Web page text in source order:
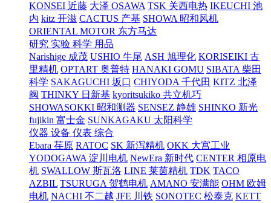
KONSEI 近藤 大泽 OSAWA TSK 关西电热 IKEUCHI 池
内 kitz 开滋 CACTUS 产基 SHOWA 昭和风机
ORIENTAL MOTOR 东方马达
研究 实验 科学 用品
Narishige 成茂 USHIO 牛尾 ASH 旭理化 KORISEIKI 古
里精机 OPTART 奥普特 HANAKI GOMU SIBATA 柴田
科学 SAKAGUCHI 坂口 CHIYODA 千代田 KITZ 北泽
阀 THINKY 日新基 kyoritsukiko 共立机巧
SHOWASOKKI 昭和测器 SENSEZ 静雄 SHINKO 新光
fujikin 富士金 SUNKAGAKU 太阳科学
仪器 设备 仪表 综合
Ebara 荏原 RATOC SK 新泻精机 OKK 大宫工业
YODOGAWA 淀川电机 NewEra 新时代 CENTER 相原电
机 SWALLOW 斯瓦洛 LINE 莱茵精机 TDK TACO
AZBIL TSURUGA 贺鹤电机 AMANO 安满能 OHM 欧姆
电机 NACHI 不二越 JFE 川铁 SONOTEC 松泰克 KETT